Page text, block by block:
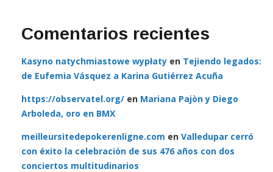
Comentarios recientes
Kasyno natychmiastowe wypłaty en Tejiendo legados:
de Eufemia Vásquez a Karina Gutiérrez Acuña
https://observatel.org/ en Mariana Pajòn y Diego
Arboleda, oro en BMX
meilleursitedepokerenligne.com en Valledupar cerró
con éxito la celebración de sus 476 años con dos
conciertos multitudinarios